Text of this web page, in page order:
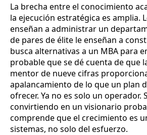
La brecha entre el conocimiento
la ejecución estratégica es amplia.
enseñan a administrar un
de pares de élite le enseñan a
busca alternativas a un MBA para
probable que se dé cuenta de que
mentor de nueve cifras
apalancamiento de lo que un plan
ofrecer. Ya no es solo un operador.
convirtiendo en un visionario
comprende que el crecimiento es
sistemas, no solo del esfuerzo.